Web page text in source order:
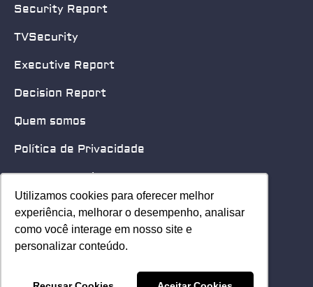
Utilizamos cookies para oferecer melhor
experiência, melhorar o desempenho, analisar
como você interage em nosso site e
personalizar conteúdo.
Utilizamos cookies para oferecer melhor
experiência, melhorar o desempenho, analisar
como você interage em nosso site e
personalizar conteúdo.
Security Report
TVSecurity
Executive Report
Decision Report
Quem somos
Política de Privacidade
Quero patrocinar
Contato
Home
© 2025 Security Leader. Todos os Direitos Reservados.